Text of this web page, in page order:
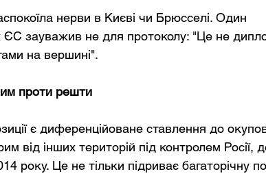
нерви в Києві чи Брюсселі. Один
ЄС зауважив не для протоколу: "Це не
на вершині".
проти решти
є диференційоване ставлення до
від інших територій під контролем Росії,
року. Це не тільки підриває багаторічну